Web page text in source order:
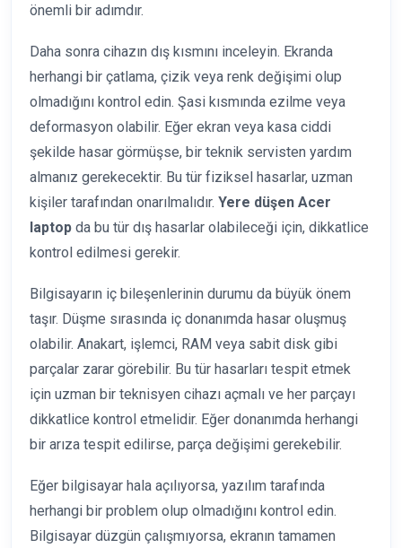
önemli bir adımdır.
Daha sonra cihazın dış kısmını inceleyin. Ekranda
herhangi bir çatlama, çizik veya renk değişimi olup
olmadığını kontrol edin. Şasi kısmında ezilme veya
deformasyon olabilir. Eğer ekran veya kasa ciddi
şekilde hasar görmüşse, bir teknik servisten yardım
almanız gerekecektir. Bu tür fiziksel hasarlar, uzman
kişiler tarafından onarılmalıdır. Yere düşen Acer
laptop da bu tür dış hasarlar olabileceği için, dikkatlice
kontrol edilmesi gerekir.
Bilgisayarın iç bileşenlerinin durumu da büyük önem
taşır. Düşme sırasında iç donanımda hasar oluşmuş
olabilir. Anakart, işlemci, RAM veya sabit disk gibi
parçalar zarar görebilir. Bu tür hasarları tespit etmek
için uzman bir teknisyen cihazı açmalı ve her parçayı
dikkatlice kontrol etmelidir. Eğer donanımda herhangi
bir arıza tespit edilirse, parça değişimi gerekebilir.
Eğer bilgisayar hala açılıyorsa, yazılım tarafında
herhangi bir problem olup olmadığını kontrol edin.
Bilgisayar düzgün çalışmıyorsa, ekranın tamamen